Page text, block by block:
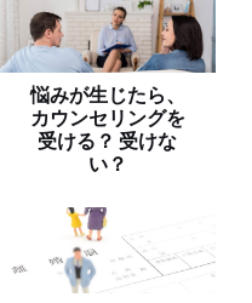
悩みが生じたら、
カウンセリングを
受ける？ 受けな
い？